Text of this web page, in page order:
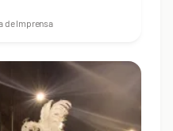
de Imprensa